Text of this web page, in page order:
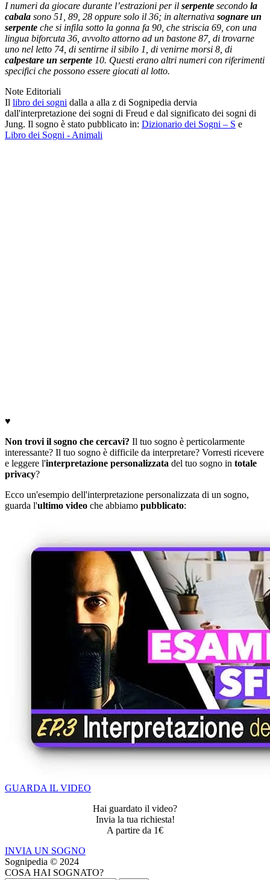
I numeri da giocare durante l’estrazioni per il serpente secondo la
cabala sono 51, 89, 28 oppure solo il 36; in alternativa sognare un
serpente che si infila sotto la gonna fa 90, che striscia 69, con una
lingua biforcuta 36, avvolto attorno ad un bastone 87, di trovarne
uno nel letto 74, di sentirne il sibilo 1, di venirne morsi 8, di
calpestare un serpente 10. Questi erano altri numeri con riferimenti
specifici che possono essere giocati al lotto.
Note Editoriali
Il libro dei sogni dalla a alla z di Sognipedia dervia
dall'interpretazione dei sogni di Freud e dal significato dei sogni di
Jung. Il sogno è stato pubblicato in: Dizionario dei Sogni – S e
Libro dei Sogni - Animali
♥
Non trovi il sogno che cercavi? Il tuo sogno è perticolarmente
interessante? Il tuo sogno è difficile da interpretare? Vorresti ricevere
e leggere l'interpretazione personalizzata del tuo sogno in totale
privacy?
Ecco un'esempio dell'interpretazione personalizzata di un sogno,
guarda l'ultimo video che abbiamo pubblicato:
GUARDA IL VIDEO
Hai guardato il video?
Invia la tua richiesta!
A partire da 1€
INVIA UN SOGNO
Sognipedia © 2024
COSA HAI SOGNATO?